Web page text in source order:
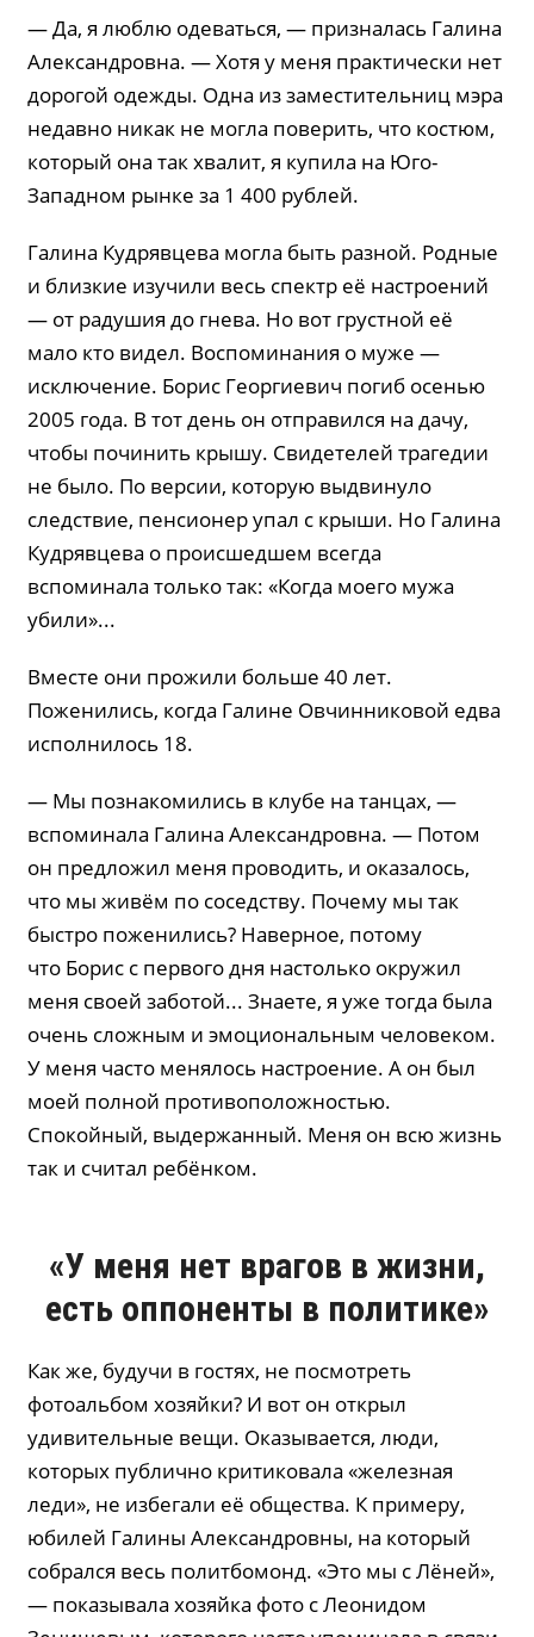
— Да, я люблю одеваться, — призналась Галина
Александровна. — Хотя у меня практически нет
дорогой одежды. Одна из заместительниц мэра
недавно никак не могла поверить, что костюм,
который она так хвалит, я купила на Юго-
Западном рынке за 1 400 рублей.
Галина Кудрявцева могла быть разной. Родные
и близкие изучили весь спектр её настроений
— от радушия до гнева. Но вот грустной её
мало кто видел. Воспоминания о муже —
исключение. Борис Георгиевич погиб осенью
2005 года. В тот день он отправился на дачу,
чтобы починить крышу. Свидетелей трагедии
не было. По версии, которую выдвинуло
следствие, пенсионер упал с крыши. Но Галина
Кудрявцева о происшедшем всегда
вспоминала только так: «Когда моего мужа
убили»...
Вместе они прожили больше 40 лет.
Поженились, когда Галине Овчинниковой едва
исполнилось 18.
— Мы познакомились в клубе на танцах, —
вспоминала Галина Александровна. — Потом
он предложил меня проводить, и оказалось,
что мы живём по соседству. Почему мы так
быстро поженились? Наверное, потому
что Борис с первого дня настолько окружил
меня своей заботой... Знаете, я уже тогда была
очень сложным и эмоциональным человеком.
У меня часто менялось настроение. А он был
моей полной противоположностью.
Спокойный, выдержанный. Меня он всю жизнь
так и считал ребёнком.
«У меня нет врагов в жизни,
есть оппоненты в политике»
Как же, будучи в гостях, не посмотреть
фотоальбом хозяйки? И вот он открыл
удивительные вещи. Оказывается, люди,
которых публично критиковала «железная
леди», не избегали её общества. К примеру,
юбилей Галины Александровны, на который
собрался весь политбомонд. «Это мы с Лёней»,
— показывала хозяйка фото с Леонидом